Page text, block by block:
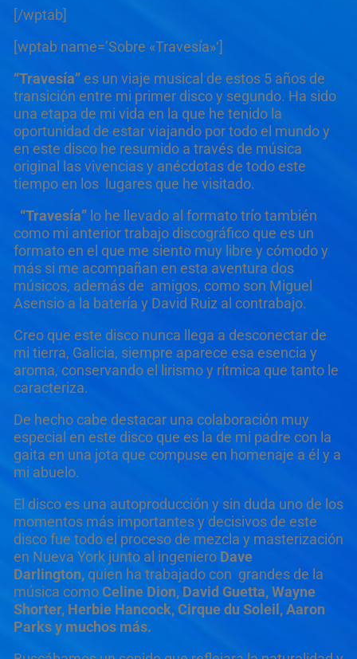
[/wptab]
[wptab name=’Sobre «Travesía»‘]
“Travesía”es un viaje musical de estos 5 años de
transición entre mi primer disco y segundo. Ha sido
una etapa de mi vida en la que he tenido la
oportunidad de estar viajando por todo el mundo y
en este disco he resumido a través de música
original las vivencias y anécdotas de todo este
tiempo en los lugares que he visitado.
“Travesía”lo he llevado al formato trío también
como mi anterior trabajo discográfico que es un
formato en el que me siento muy libre y cómodo y
más si me acompañan en esta aventura dos
músicos, además de amigos, como son Miguel
Asensio a la batería y David Ruiz al contrabajo.
Creo que este disco nunca llega a desconectar de
mi tierra, Galicia, siempre aparece esa esencia y
aroma, conservando el lirismo y rítmica que tanto le
caracteriza.
De hecho cabe destacar una colaboración muy
especial en este disco que es la de mi padre con la
gaita en una jota que compuse en homenaje a él y a
mi abuelo.
El disco es una autoproducción y sin duda uno de los
momentos más importantes y decisivos de este
disco fue todo el proceso de mezcla y masterización
en Nueva York junto al ingeniero Dave
Darlington, quien ha trabajado con grandes de la
música comoCeline Dion, David Guetta, Wayne
Shorter, Herbie Hancock, Cirque du Soleil, Aaron
Parks y muchos más.